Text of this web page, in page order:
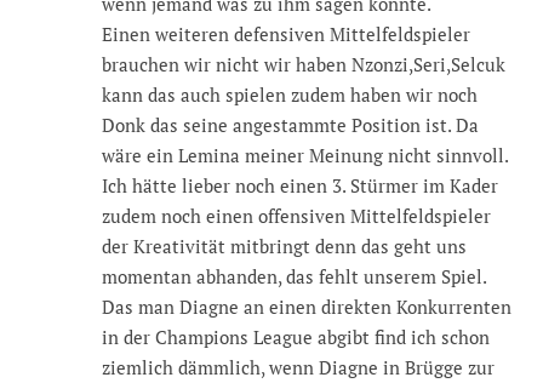
Einen weiteren defensiven Mittelfeldspieler
brauchen wir nicht wir haben Nzonzi,Seri,Selcuk
kann das auch spielen zudem haben wir noch
Donk das seine angestammte Position ist. Da
wäre ein Lemina meiner Meinung nicht sinnvoll.
Ich hätte lieber noch einen 3. Stürmer im Kader
zudem noch einen offensiven Mittelfeldspieler
der Kreativität mitbringt denn das geht uns
momentan abhanden, das fehlt unserem Spiel.
Das man Diagne an einen direkten Konkurrenten
in der Champions League abgibt find ich schon
ziemlich dämmlich, wenn Diagne in Brügge zur